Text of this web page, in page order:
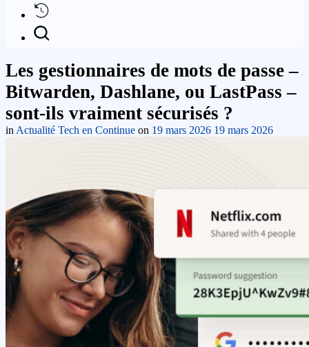
Les gestionnaires de mots de passe –
Bitwarden, Dashlane, ou LastPass –
sont-ils vraiment sécurisés ?
in Actualité Tech en Continue on 19 mars 2026 19 mars 2026